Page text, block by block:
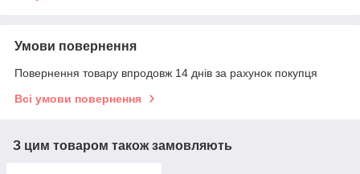
Умови повернення
Повернення товару впродовж 14 днів за рахунок покупця
Всі умови повернення
З цим товаром також замовляють